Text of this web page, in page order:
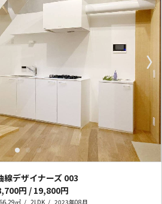
〉
線デザイナーズ 003
円 / 19,800円
66.29㎡ 2LDK 2023年08月